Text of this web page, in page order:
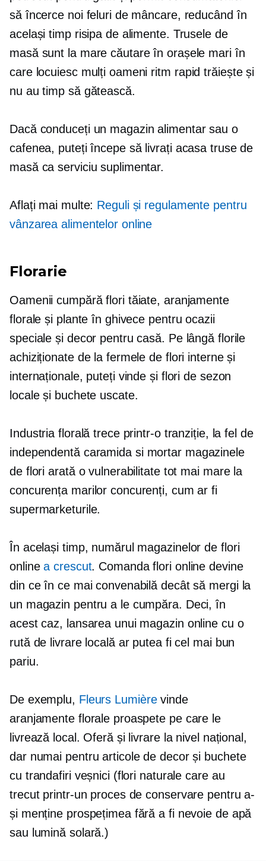
să încerce noi feluri de mâncare, reducând în
același timp risipa de alimente. Trusele de
masă sunt la mare căutare în orașele mari în
care locuiesc mulți oameni ritm rapid trăiește și
nu au timp să gătească.
Dacă conduceți un magazin alimentar sau o
cafenea, puteți începe să livrați acasa truse de
masă ca serviciu suplimentar.
Aflați mai multe: Reguli și regulamente pentru
vânzarea alimentelor online
Florarie
Oamenii cumpără flori tăiate, aranjamente
florale și plante în ghivece pentru ocazii
speciale și decor pentru casă. Pe lângă florile
achiziționate de la fermele de flori interne și
internaționale, puteți vinde și flori de sezon
locale și buchete uscate.
Industria florală trece printr-o tranziție, la fel de
independentă caramida si mortarmagazinele
de flori arată o vulnerabilitate tot mai mare la
concurența marilor concurenți, cum ar fi
supermarketurile.
În același timp, numărul magazinelor de flori
onlinea crescut. Comanda flori online devine
din ce în ce mai convenabilă decât să mergi la
un magazin pentru a le cumpăra. Deci, în
acest caz, lansarea unui magazin online cu o
rută de livrare locală ar putea fi cel mai bun
pariu.
De exemplu, Fleurs Lumièrevinde
aranjamente florale proaspete pe care le
livrează local. Oferă și livrare la nivel național,
dar numai pentru articole de decor și buchete
cu trandafiri veșnici (flori naturale care au
trecut printr-un proces de conservare pentru a-
și menține prospețimea fără a fi nevoie de apă
sau lumină solară.)